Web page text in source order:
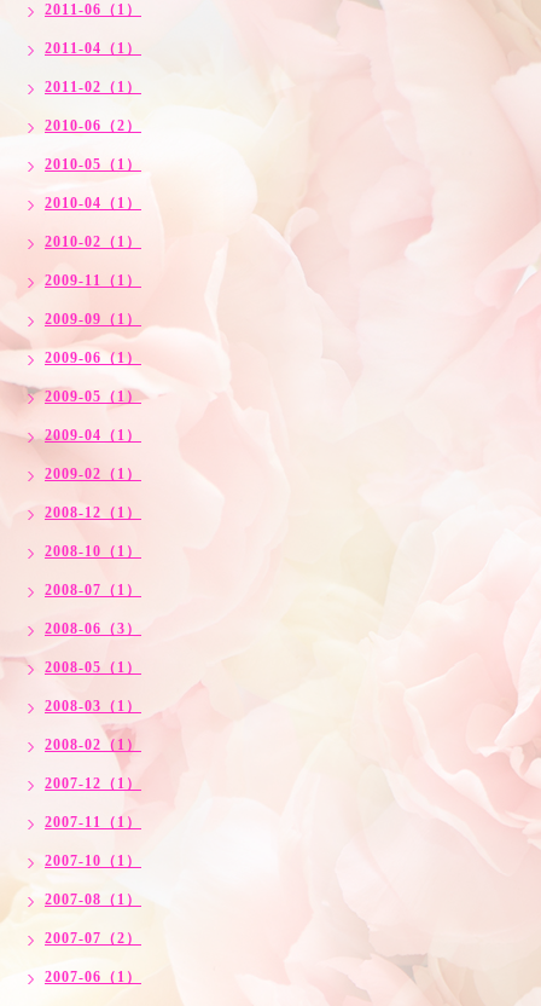
2011-06（1）
2011-04（1）
2011-02（1）
2010-06（2）
2010-05（1）
2010-04（1）
2010-02（1）
2009-11（1）
2009-09（1）
2009-06（1）
2009-05（1）
2009-04（1）
2009-02（1）
2008-12（1）
2008-10（1）
2008-07（1）
2008-06（3）
2008-05（1）
2008-03（1）
2008-02（1）
2007-12（1）
2007-11（1）
2007-10（1）
2007-08（1）
2007-07（2）
2007-06（1）